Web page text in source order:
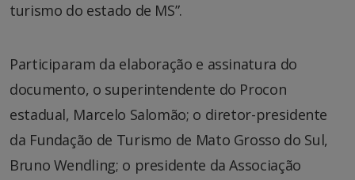
turismo do estado de MS”.
Participaram da elaboração e assinatura do
documento, o superintendente do Procon
estadual, Marcelo Salomão; o diretor-presidente
da Fundação de Turismo de Mato Grosso do Sul,
Bruno Wendling; o presidente da Associação